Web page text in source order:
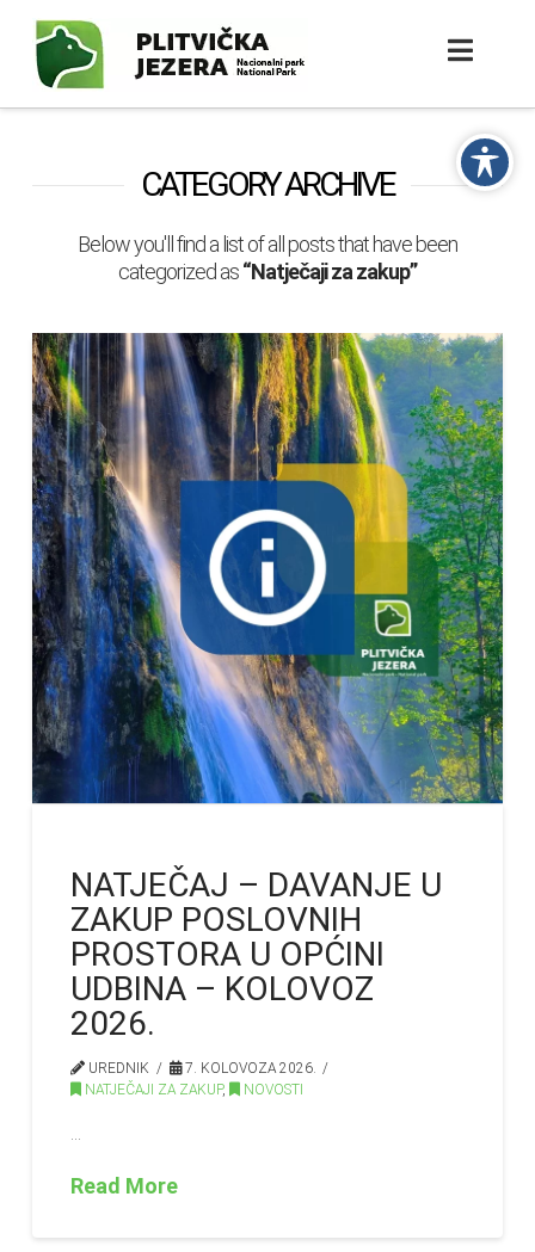
CATEGORY ARCHIVE
Below you'll find a list of all posts that have been
categorized as“Natječaji za zakup”
NATJEČAJ – DAVANJE U
ZAKUP POSLOVNIH
PROSTORA U OPĆINI
UDBINA – KOLOVOZ
2026.
UREDNIK
7. KOLOVOZA 2026.
NATJEČAJI ZA ZAKUP, NOVOSTI
…
Read More